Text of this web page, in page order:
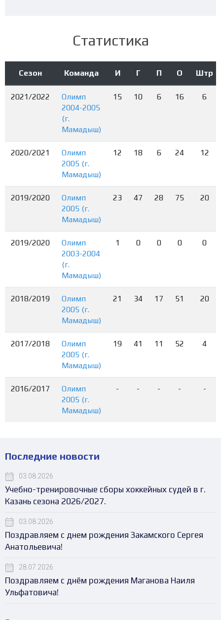
Статистика
Сезон Команда И Г П О Штр
2021/2022
Олимп
2004-2005
(г.
Мамадыш)
15 10 6 16 6
2020/2021
Олимп
2005 (г.
Мамадыш)
12 18 6 24 12
2019/2020
Олимп
2005 (г.
Мамадыш)
23 47 28 75 20
2019/2020
Олимп
2003-2004
(г.
Мамадыш)
1 0 0 0 0
2018/2019
Олимп
2005 (г.
Мамадыш)
21 34 17 51 20
2017/2018
Олимп
2005 (г.
Мамадыш)
19 41 11 52 4
2016/2017
Олимп
2005 (г.
Мамадыш)
- - - - -
Последние новости
03.08.2026
Учебно-тренировочные сборы хоккейных судей в г.
Казань сезона 2026/2027.
03.08.2026
Поздравляем с днем рождения Закамского Сергея
Анатольевича!
28.07.2026
Поздравляем с днём рождения Маганова Наиля
Ульфатовича!